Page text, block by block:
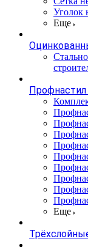
Уголок
Еще
Профнастил
Еще